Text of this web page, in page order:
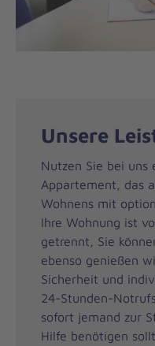
Unsere
Nutzen Sie bei uns
Appartement, das
Wohnens mit
Ihre Wohnung ist
getrennt, Sie
ebenso genießen
Sicherheit und
24-Stunden-
sofort jemand zur
Hilfe benötigen